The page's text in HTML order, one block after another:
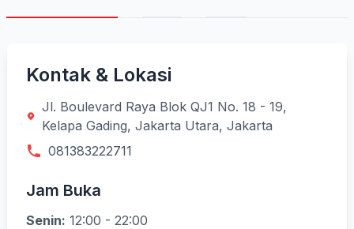
Kontak & Lokasi
Jl. Boulevard Raya Blok QJ1 No. 18 - 19,
Kelapa Gading, Jakarta Utara, Jakarta
081383222711
Jam Buka
Senin: 12:00 - 22:00